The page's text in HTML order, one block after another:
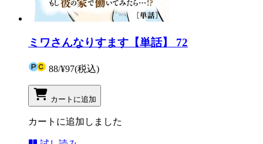
ミワさんなりすます【単話】 72
88/¥97(税込)
カートに追加
カートに追加しました